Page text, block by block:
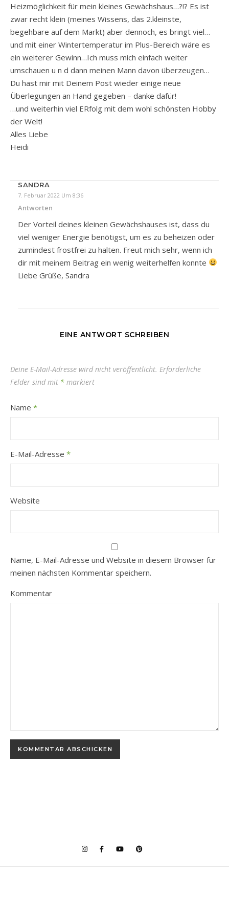
Heizmöglichkeit für mein kleines Gewächshaus…?!? Es ist
zwar recht klein (meines Wissens, das 2.kleinste,
begehbare auf dem Markt) aber dennoch, es bringt viel…
und mit einer Wintertemperatur im Plus-Bereich wäre es
ein weiterer Gewinn…Ich muss mich einfach weiter
umschauen u n d dann meinen Mann davon überzeugen…
Du hast mir mit Deinem Post wieder einige neue
Überlegungen an Hand gegeben – danke dafür!
…und weiterhin viel ERfolg mit dem wohl schönsten Hobby
der Welt!
Alles Liebe
Heidi
SANDRA
7. Februar 2022 Um 8:36
Antworten
Der Vorteil deines kleinen Gewächshauses ist, dass du
viel weniger Energie benötigst, um es zu beheizen oder
zumindest frostfrei zu halten. Freut mich sehr, wenn ich
dir mit meinem Beitrag ein wenig weiterhelfen konnte
Liebe Grüße, Sandra
EINE ANTWORT SCHREIBEN
Deine E-Mail-Adresse wird nicht veröffentlicht. Erforderliche
Felder sind mit * markiert
Name *
E-Mail-Adresse *
Website
Name, E-Mail-Adresse und Website in diesem Browser für
meinen nächsten Kommentar speichern.
Kommentar